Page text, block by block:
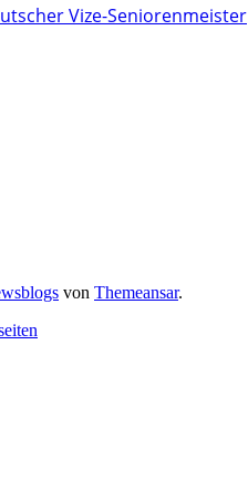
Vize-Seniorenmeister
von Themeansar.